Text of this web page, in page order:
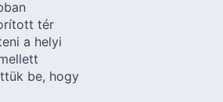
tér
a helyi
be, hogy